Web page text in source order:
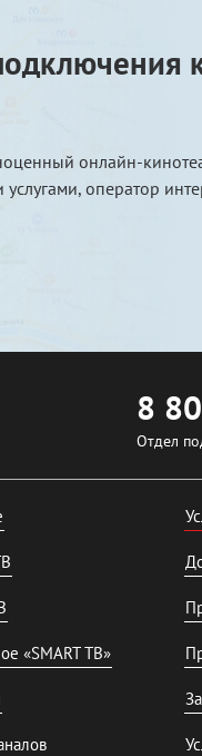
онлайн-
оператор
8
Отдел
«SMART ТВ»